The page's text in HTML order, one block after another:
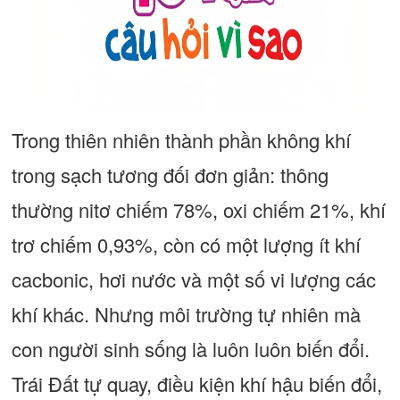
Trong thiên nhiên thành phần không khí
trong sạch tương đối đơn giản: thông
thường nitơ chiếm 78%, oxi chiếm 21%, khí
trơ chiếm 0,93%, còn có một lượng ít khí
cacbonic, hơi nước và một số vi lượng các
khí khác. Nhưng môi trường tự nhiên mà
con người sinh sống là luôn luôn biến đổi.
Trái Đất tự quay, điều kiện khí hậu biến đổi,